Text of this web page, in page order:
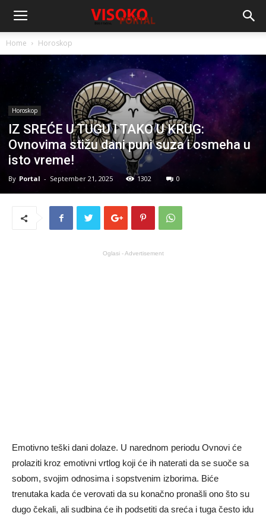
Home Horoskop
Horoskop
IZ SREĆE U TUGU I TAKO U KRUG:
Ovnovima stižu dani puni suza i osmeha u
isto vreme!
By Portal - September 21, 2025 1302 0
Oglasi - Advertisement
Emotivno teški dani dolaze. U narednom periodu Ovnovi će
prolaziti kroz emotivni vrtlog koji će ih naterati da se suoče sa
sobom, svojim odnosima i sopstvenim izborima. Biće
trenutaka kada će verovati da su konačno pronašli ono što su
dugo čekali, ali sudbina će ih podsetiti da sreća i tuga često idu